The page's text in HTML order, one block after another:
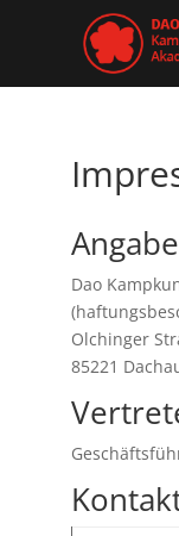
Dao
Olchinger
85221